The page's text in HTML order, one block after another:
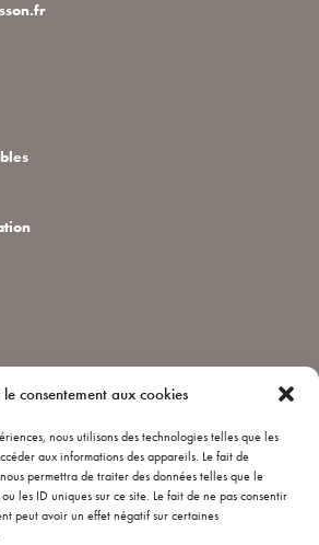
consentement aux cookies
nous utilisons des technologies telles que les
aux informations des appareils. Le fait de
permettra de traiter des données telles que le
les ID uniques sur ce site. Le fait de ne pas consentir
peut avoir un effet négatif sur certaines